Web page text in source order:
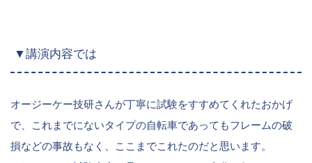
▼講演内容では
オージーケー技研さんが丁寧に試験をすすめてくれたおかげ
で、これまでにないタイプの自転車であってもフレームの破
損などの事故もなく、ここまでこれたのだと思います。